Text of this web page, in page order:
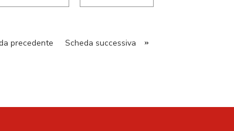
precedente Scheda successiva »